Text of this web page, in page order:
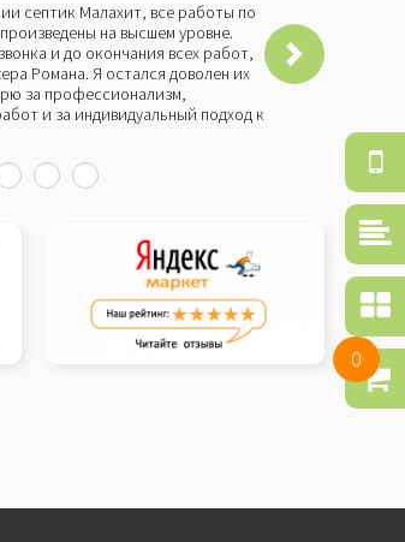
септик Малахит, все работы по
на высшем уровне.
и до окончания всех работ,
Романа. Я остался доволен их
за профессионализм,
и за индивидуальный подход к
0